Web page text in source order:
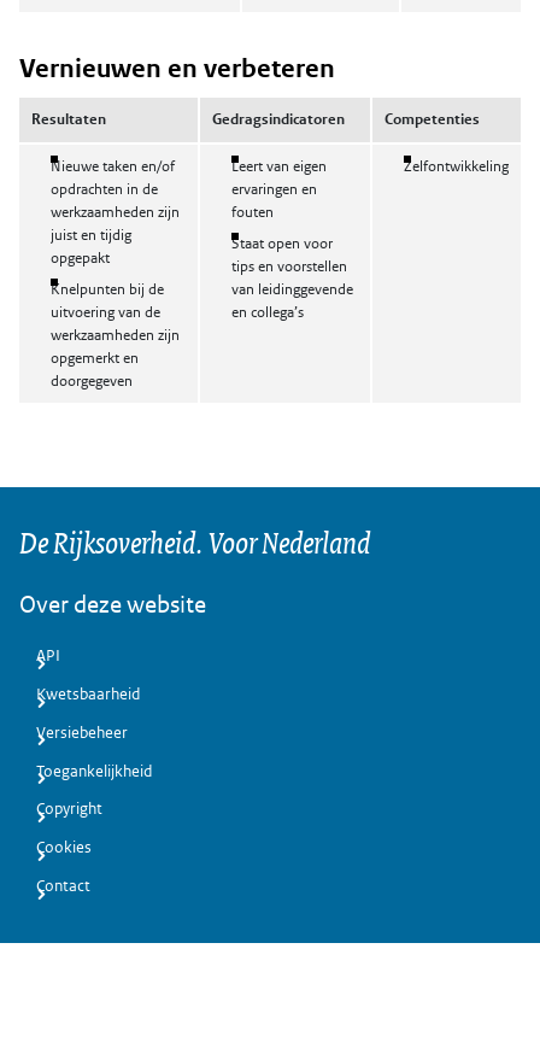
Vernieuwen en verbeteren
Resultaten Gedragsindicatoren Competenties
Nieuwe taken en/of
opdrachten in de
werkzaamheden zijn
juist en tijdig
opgepakt
Knelpunten bij de
uitvoering van de
werkzaamheden zijn
opgemerkt en
doorgegeven
Leert van eigen
ervaringen en
fouten
Staat open voor
tips en voorstellen
van leidinggevende
en collega’s
Zelfontwikkeling
De Rijksoverheid. Voor Nederland
Over deze website
API
Kwetsbaarheid
Versiebeheer
Toegankelijkheid
Copyright
Cookies
Contact